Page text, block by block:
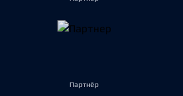
Партнёр